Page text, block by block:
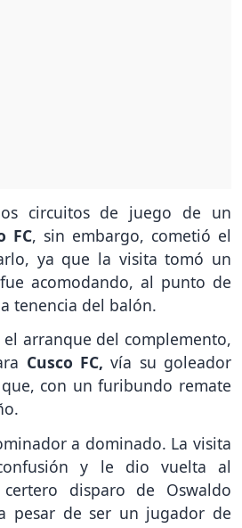
circuitos de juego de un
FC, sin embargo, cometió el
ya que la visita tomó un
acomodando, al punto de
tenencia del balón.
el arranque del complemento,
Cusco FC, vía su goleador
que, con un furibundo remate
a dominado. La visita
y le dio vuelta al
disparo de Oswaldo
pesar de ser un jugador de